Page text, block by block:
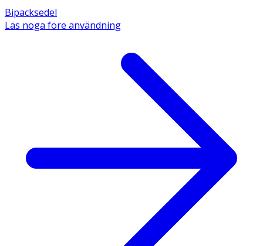
Bipacksedel
Läs noga före användning